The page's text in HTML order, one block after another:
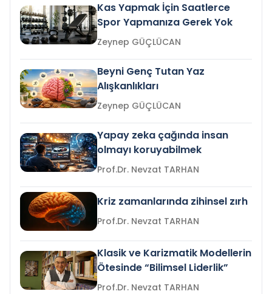
Kas Yapmak İçin Saatlerce
Spor Yapmanıza Gerek Yok
Zeynep GÜÇLÜCAN
Beyni Genç Tutan Yaz
Alışkanlıkları
Zeynep GÜÇLÜCAN
Yapay zeka çağında insan
olmayı koruyabilmek
Prof.Dr. Nevzat TARHAN
Kriz zamanlarında zihinsel zırh
Prof.Dr. Nevzat TARHAN
Klasik ve Karizmatik Modellerin
Ötesinde “Bilimsel Liderlik”
Prof.Dr. Nevzat TARHAN